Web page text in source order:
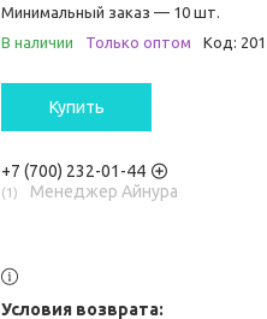
Минимальный заказ — 10 шт.
В наличии
Только оптом Код:
Купить
+7 (700) 232-01-44
1 Менеджер Айнура